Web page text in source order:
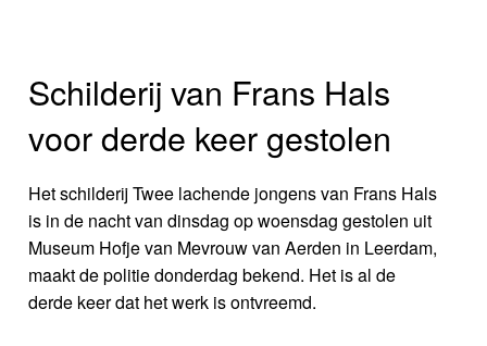
Schilderij van Frans Hals
voor derde keer gestolen
Het schilderij Twee lachende jongens van Frans Hals
is in de nacht van dinsdag op woensdag gestolen uit
Museum Hofje van Mevrouw van Aerden in Leerdam,
maakt de politie donderdag bekend. Het is al de
derde keer dat het werk is ontvreemd.